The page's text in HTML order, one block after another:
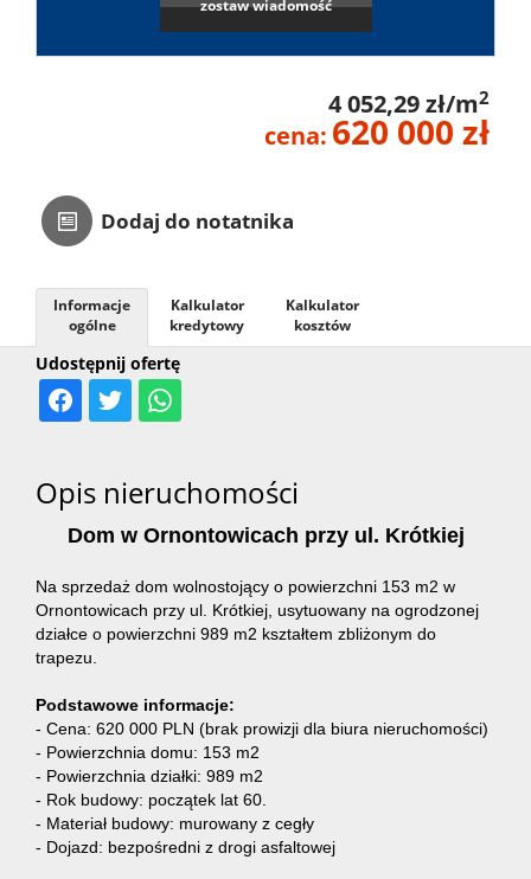
Sałek
Kontakt
zostaw wiadomość
4 052,29 zł/m2
cena: 620 000 zł
Dodaj do notatnika
Udostępnij ofertę
Informacje
ogólne
Kalkulator
kredytowy
Kalkulator
kosztów
Opis nieruchomości
Dom w Ornontowicach przy ul. Krótkiej
Na sprzedaż dom wolnostojący o powierzchni 153 m2 w
Ornontowicach przy ul. Krótkiej, usytuowany na ogrodzonej
działce o powierzchni 989 m2 kształtem zbliżonym do
trapezu.
Podstawowe informacje:
- Cena: 620 000 PLN (brak prowizji dla biura nieruchomości)
- Powierzchnia domu: 153 m2
- Powierzchnia działki: 989 m2
- Rok budowy: początek lat 60.
- Materiał budowy: murowany z cegły
- Dojazd: bezpośredni z drogi asfaltowej